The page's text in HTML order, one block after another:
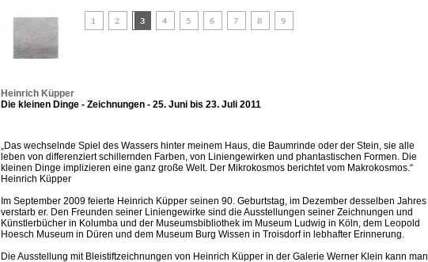
Heinrich Küpper
Die kleinen Dinge - Zeichnungen - 25. Juni bis 23. Juli 2011
„Das wechselnde Spiel des Wassers hinter meinem Haus, die Baumrinde oder der Stein, sie alle
leben von differenziert schillernden Farben, von Liniengewirken und phantastischen Formen. Die
kleinen Dinge implizieren eine ganz große Welt. Der Mikrokosmos berichtet vom Makrokosmos.“
Heinrich Küpper
Im September 2009 feierte Heinrich Küpper seinen 90. Geburtstag, im Dezember desselben Jahres
verstarb er. Den Freunden seiner Liniengewirke sind die Ausstellungen seiner Zeichnungen und
Künstlerbücher in Kolumba und der Museumsbibliothek im Museum Ludwig in Köln, dem Leopold
Hoesch Museum in Düren und dem Museum Burg Wissen in Troisdorf in lebhafter Erinnerung.
Die Ausstellung mit Bleistiftzeichnungen von Heinrich Küpper in der Galerie Werner Klein kann man